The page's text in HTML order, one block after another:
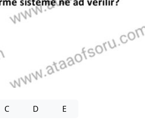
C D E